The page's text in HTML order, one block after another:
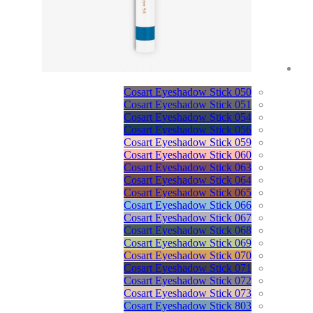
Cosart Eyeshadow Stick 050
Cosart Eyeshadow Stick 051
Cosart Eyeshadow Stick 054
Cosart Eyeshadow Stick 056
Cosart Eyeshadow Stick 059
Cosart Eyeshadow Stick 060
Cosart Eyeshadow Stick 063
Cosart Eyeshadow Stick 064
Cosart Eyeshadow Stick 065
Cosart Eyeshadow Stick 066
Cosart Eyeshadow Stick 067
Cosart Eyeshadow Stick 068
Cosart Eyeshadow Stick 069
Cosart Eyeshadow Stick 070
Cosart Eyeshadow Stick 071
Cosart Eyeshadow Stick 072
Cosart Eyeshadow Stick 073
Cosart Eyeshadow Stick 803